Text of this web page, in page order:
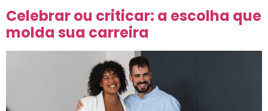
Celebrar ou criticar: a escolha que
molda sua carreira